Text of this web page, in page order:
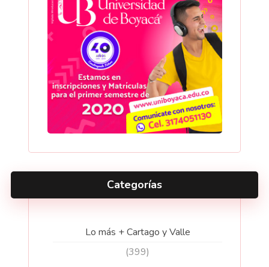
Categorías
Lo más + Cartago y Valle
(399)